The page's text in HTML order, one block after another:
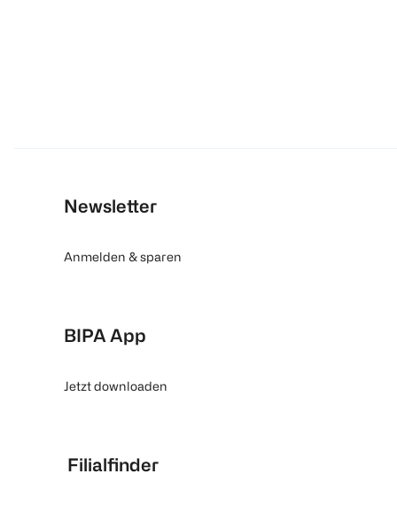
Newsletter
Anmelden & sparen
BIPA App
Jetzt downloaden
Filialfinder